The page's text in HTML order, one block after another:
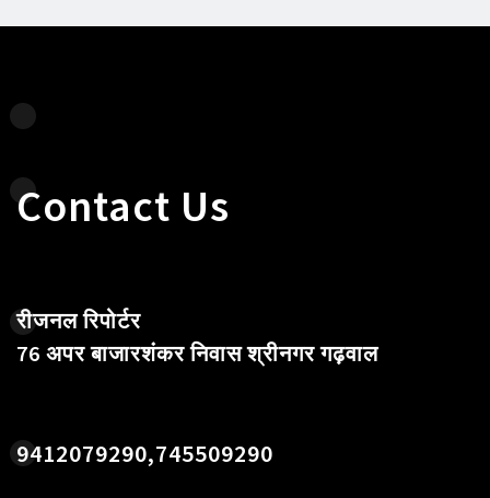
Contact Us
रीजनल रिपोर्टर
76 अपर बाजारशंकर निवास श्रीनगर गढ़वाल
9412079290,745509290